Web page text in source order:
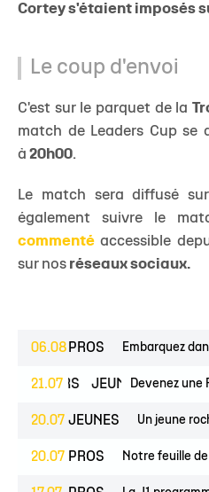
Cortey s'étaient imposés
Le coup d'envoi
C'est sur le parquet de la
match de Leaders Cup se
à 20h00.
Le match sera diffusé
également suivre le
commenté accessible
sur nos réseaux sociaux.
06.08 PROS Embarquez
21.07
ESPOIRS JEUNES Devenez une
20.07 JEUNES Un jeune
20.07 PROS Notre feuille